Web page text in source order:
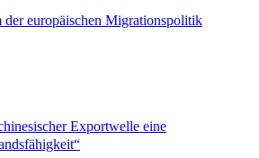
der europäischen Migrationspolitik
Exportwelle eine